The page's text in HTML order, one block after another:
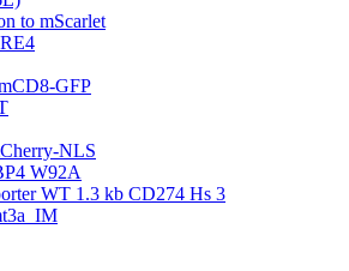
to mScarlet
GFP
NLS
W92A
WT 1.3 kb CD274 Hs 3